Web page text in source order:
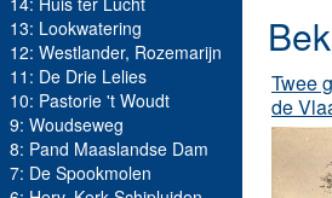
13: Lookwatering
12: Westlander, Rozemarijn
11: De Drie Lelies
10: Pastorie 't Woudt
9: Woudseweg
8: Pand Maaslandse Dam
7: De Spookmolen
Twee
de